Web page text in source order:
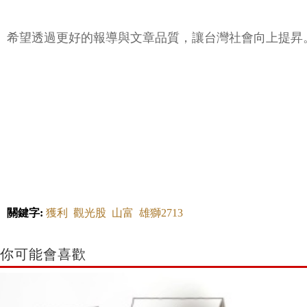
希望透過更好的報導與文章品質，讓台灣社會向上提昇
關鍵字: 獲利 觀光股 山富 雄獅2713
你可能會喜歡